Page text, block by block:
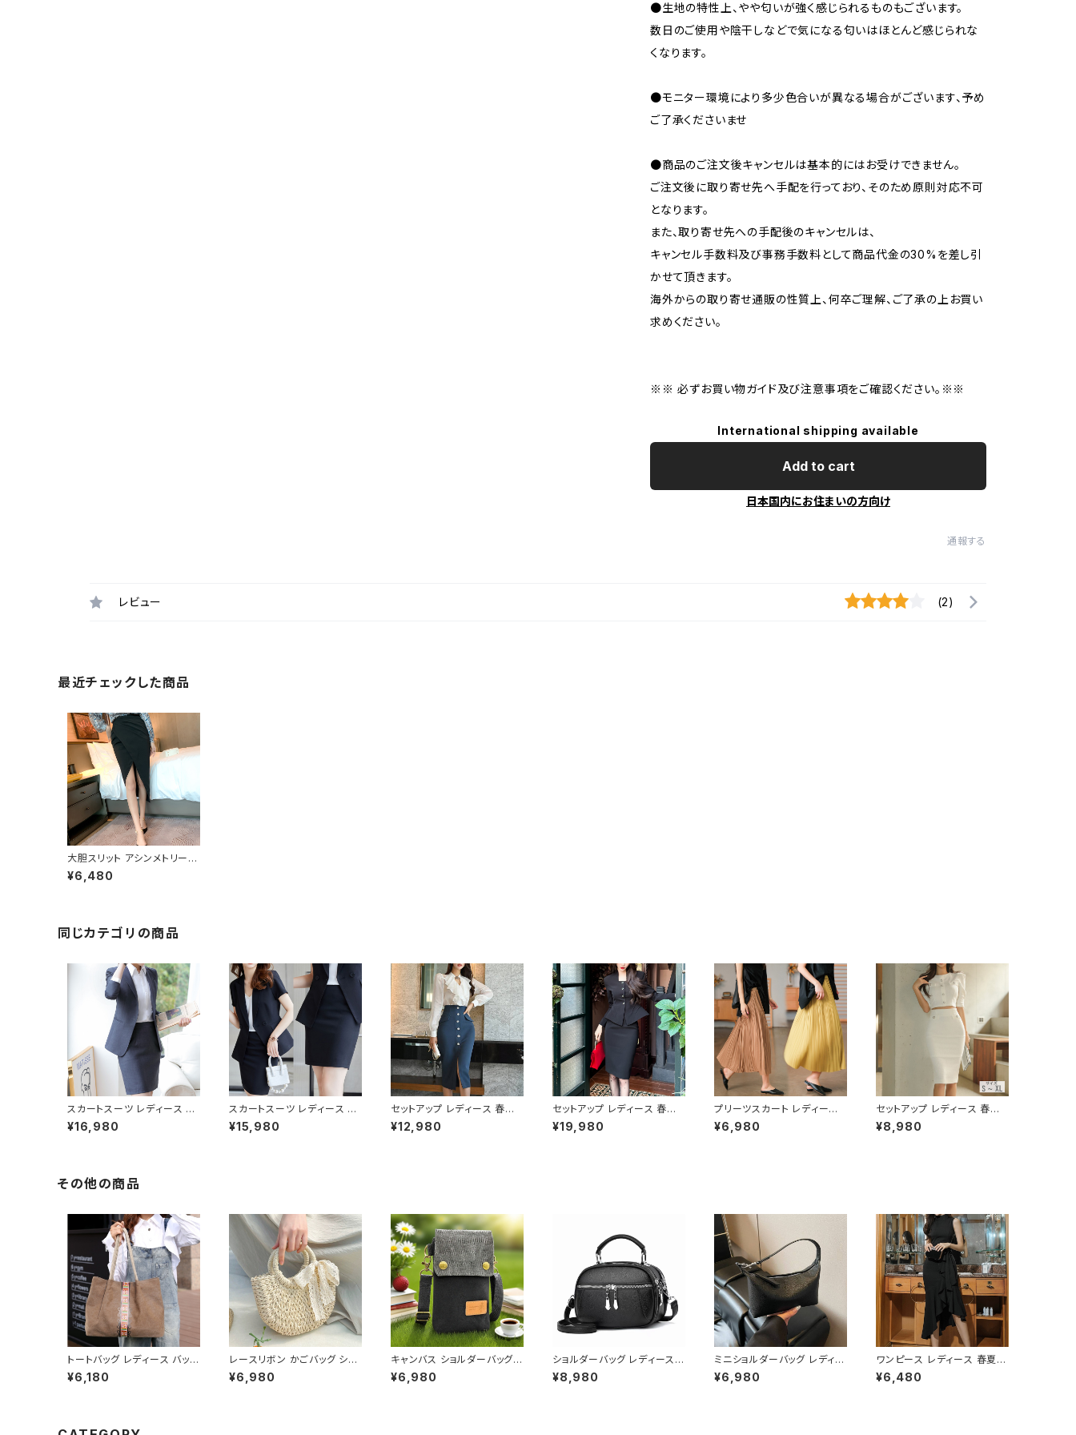
●生地の特性上、やや匂いが強く感じられるものもございます。
数日のご使用や陰干しなどで気になる匂いはほとんど感じられな
くなります。
●モニター環境により多少色合いが異なる場合がございます、予め
ご了承くださいませ
●商品のご注文後キャンセルは基本的にはお受けできません。
ご注文後に取り寄せ先へ手配を行っており、そのため原則対応不可
となります。
また、取り寄せ先への手配後のキャンセルは、
キャンセル手数料及び事務手数料として商品代金の30%を差し引
かせて頂きます。
海外からの取り寄せ通販の性質上、何卒ご理解、ご了承の上お買い
求めください。
※※ 必ずお買い物ガイド及び注意事項をご確認ください。※※
International shipping available
Add to cart
日本国内にお住まいの方向け
通報する
レビュー (2)
最近チェックした商品
大胆スリット アシンメトリーデ
ザイン ペンシルスカート C
-SAW0009
¥6,480
同じカテゴリの商品
スカートスーツ レディース 春
夏 秋冬 春 夏 秋 冬 黒 紺 ス
ーツ 上下セット 2点セット ス
イト ロング スカートスーツ オ
フィス スカート ショートスカ
スカジュアル 結婚式 パーティ
ー 卒業式 入学式 卒園式 入
園式 お呼ばれ グレー ネイビ
ー ブラック 10代 20代 30代
40代 C-WAW1057
¥16,980
スカートスーツ レディース 春
夏 秋冬 春 夏 秋 冬 黒 スーツ
上下セット 2点セット スーツス
スカジュアル 結婚式 パーティ
ー 卒業式 入学式 卒園式 入
園式 お呼ばれ ブルーグレー
ベージュ ブラック 10代 20代
30代 40代 C-WAW1060
¥15,980
セットアップ レディース 春夏
秋冬 春 夏 秋 冬 白 ブラウス
タイトスカート シースルーブラ
ップ オフィス スカート ミディ
アムスカート ペンシルスカー
ト OL オフィスカジュアル 結
婚式 パーティー 卒業式 入学
式 卒園式 入園式 お呼ばれ
ホワイト グリーン 10代 20代
30代 40代 C-WAW1077
¥12,980
セットアップ レディース 春夏
秋冬 春 夏 秋 冬 黒 ジャケッ
ト タイトスカート スーツ 上下
ィスカジュアル 結婚式 パーテ
ィー 卒業式 入学式 卒園式 入
園式 お呼ばれ ブラック 10代
20代 30代 40代 C-WAW10
¥19,980
プリーツスカート レディース
春夏 秋冬 春 夏 秋 冬 黒 白
スカート ロングスカート ミモ
カジュアル オフィス 韓国 10
代 20代 30代 40代 母 ママ
C-SAW0030
¥6,980
セットアップ レディース 春夏
秋冬 春 夏 秋 冬 白 トップス
タイトスカート ショートトップ
セットアップ オフィス スカート
ミディアムスカート ペンシルス
カート OL オフィスカジュアル
結婚式 パーティー 卒業式 入
学式 卒園式 入園式 お呼ばれ
ホワイト 10代 20代 30代 4
0代 C-WAW1086
¥8,980
その他の商品
トートバッグ レディース バッグ
春夏 秋冬 春 夏 秋 冬 シンプ
ルトートバッグ バッグ かばん
イビー デート 帆布 通勤 通学
¥6,180
レースリボン かごバッグ ショ
ルダーバッグ レディース 韓国
風 春夏 ナチュラルスタイル リ
¥6,980
キャンバス ショルダーバッグ
スマホポーチ ミニバッグ レデ
ィース メンズ 斜めがけ カジ
¥6,980
ショルダーバッグ レディース
斜めがけ 小さめ 2way バッ
グ 合皮 軽量 ミニバッグ おし
¥8,980
ミニショルダーバッグ レディー
ス ワンショルダーバッグ 無地
シンプル バッグ 斜めがけ 大
¥6,980
ワンピース レディース 春夏
秋冬 春 夏 秋 冬 黒 ドレス マ
ーメイドワンピース ドレスワ
¥6,480